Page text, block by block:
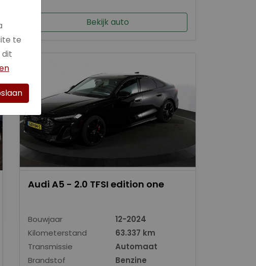
Bekijk auto
Audi A5 - 2.0 TFSI edition one
Bouwjaar
12-2024
Kilometerstand
63.337 km
Transmissie
Automaat
Brandstof
Benzine
te
dit